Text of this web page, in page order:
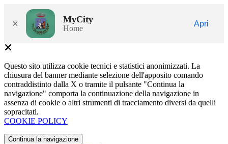
× MyCity
Home
Apri
Questo sito utilizza cookie tecnici e statistici anonimizzati. La
chiusura del banner mediante selezione dell'apposito comando
contraddistinto dalla X o tramite il pulsante "Continua la
navigazione" comporta la continuazione della navigazione in
assenza di cookie o altri strumenti di tracciamento diversi da quelli
sopracitati.
COOKIE POLICY
Continua la navigazione